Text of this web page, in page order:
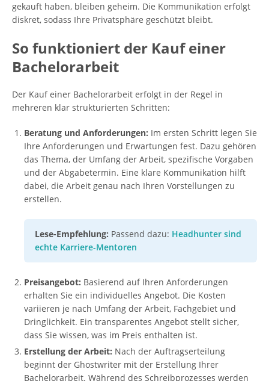
gekauft haben, bleiben geheim. Die Kommunikation erfolgt
diskret, sodass Ihre Privatsphäre geschützt bleibt.
So funktioniert der Kauf einer
Bachelorarbeit
Der Kauf einer Bachelorarbeit erfolgt in der Regel in
mehreren klar strukturierten Schritten:
Beratung und Anforderungen: Im ersten Schritt legen Sie
Ihre Anforderungen und Erwartungen fest. Dazu gehören
das Thema, der Umfang der Arbeit, spezifische Vorgaben
und der Abgabetermin. Eine klare Kommunikation hilft
dabei, die Arbeit genau nach Ihren Vorstellungen zu
erstellen.
Lese-Empfehlung: Passend dazu: Headhunter sind
echte Karriere-Mentoren
Preisangebot: Basierend auf Ihren Anforderungen
erhalten Sie ein individuelles Angebot. Die Kosten
variieren je nach Umfang der Arbeit, Fachgebiet und
Dringlichkeit. Ein transparentes Angebot stellt sicher,
dass Sie wissen, was im Preis enthalten ist.
Erstellung der Arbeit: Nach der Auftragserteilung
beginnt der Ghostwriter mit der Erstellung Ihrer
Bachelorarbeit. Während des Schreibprozesses werden